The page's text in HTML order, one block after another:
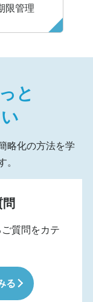
限管理
と
略化の方法を学
。
質問をカテ
る